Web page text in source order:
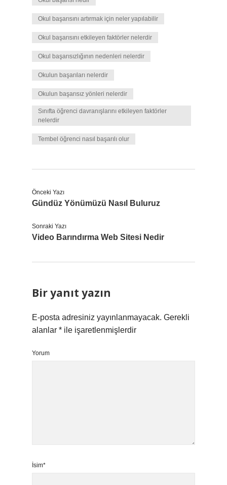
Okul başarısını artırmak için neler yapılabilir
Okul başarısını etkileyen faktörler nelerdir
Okul başarısızlığının nedenleri nelerdir
Okulun başarıları nelerdir
Okulun başarısız yönleri nelerdir
Sınıfta öğrenci davranışlarını etkileyen faktörler
nelerdir
Tembel öğrenci nasıl başarılı olur
Önceki Yazı
Gündüz Yönümüzü Nasıl Buluruz
Sonraki Yazı
Video Barındırma Web Sitesi Nedir
Bir yanıt yazın
E-posta adresiniz yayınlanmayacak. Gerekli
alanlar * ile işaretlenmişlerdir
Yorum
İsim*